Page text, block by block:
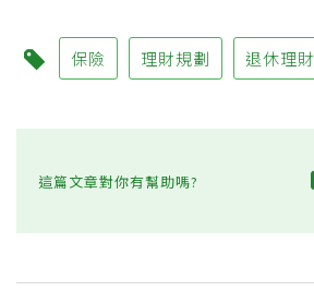
保險 理財規劃 退休理財
這篇文章對你有幫助嗎?